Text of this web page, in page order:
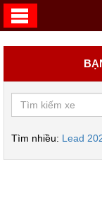
Tìm nhiều: Lead